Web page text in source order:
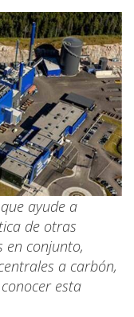
ayude a
de otras
en conjunto,
a carbón,
esta